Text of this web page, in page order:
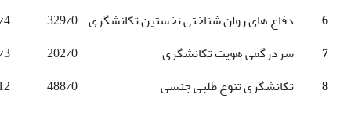
6
دفاع های روان شناختی نخستین تکانشگری 329/0
7
سردرگمی هویت تکانشگری 202/0
8
تکانشگری تنوع طلبی جنسی 488/0